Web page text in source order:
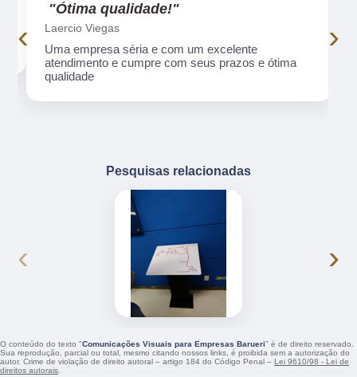
"Ótima qualidade!"
Laercio Viegas
Uma empresa séria e com um excelente
atendimento e cumpre com seus prazos e ótima
qualidade
‹ ›
Pesquisas relacionadas
‹ ›
O conteúdo do texto "Comunicações Visuais para Empresas Barueri" é de direito reservado.
Sua reprodução, parcial ou total, mesmo citando nossos links, é proibida sem a autorização do
autor. Crime de violação de direito autoral – artigo 184 do Código Penal – Lei 9610/98 - Lei de
direitos autorais